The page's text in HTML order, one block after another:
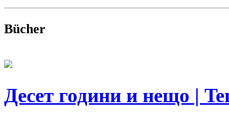
Bücher
Десет години и нещо |